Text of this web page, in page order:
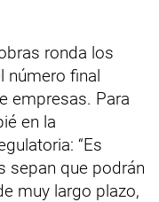
ronda los
número final
empresas. Para
en la
“Es
sepan que podrán
muy largo plazo,